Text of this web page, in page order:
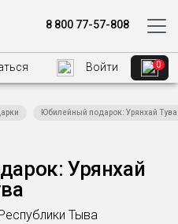
8 800 77-57-808
Войти 0
Юбилейный подарок: Урянхай Тува
Урянхай
Тыва